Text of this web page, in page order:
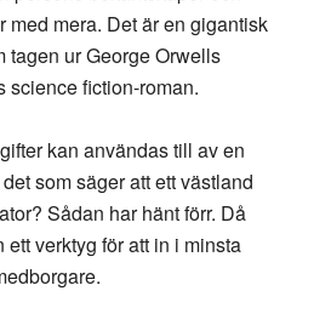
med mera. Det är en gigantisk
tagen ur George Orwells
science fiction-roman.
kan användas till av en
som säger att ett västland
Sådan har hänt förr. Då
verktyg för att in i minsta